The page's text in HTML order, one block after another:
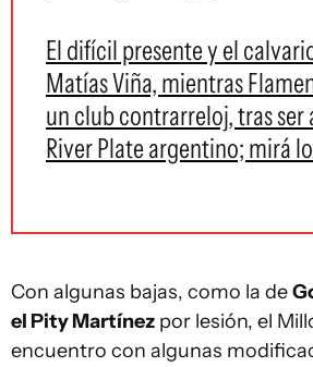
El difícil presente y el
Matías Viña, mientras
un club contrarreloj, tras ser
River Plate argentino; mirá
Con algunas bajas, como la de
el Pity Martínez por lesión, el
encuentro con algunas